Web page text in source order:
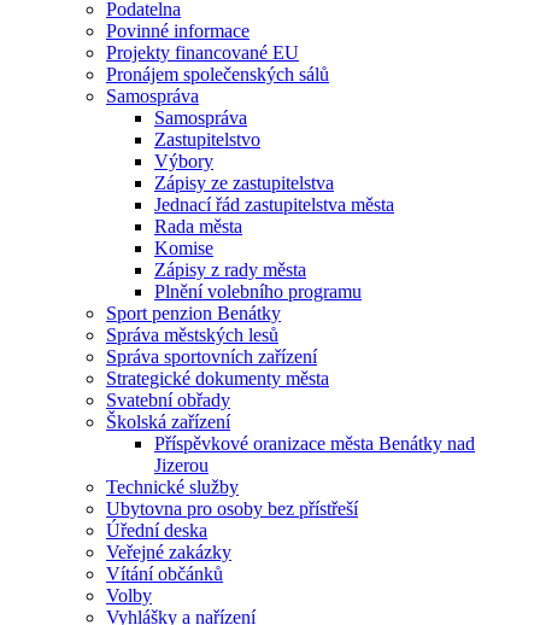
Podatelna
Povinné informace
Projekty financované EU
Pronájem společenských sálů
Samospráva
Samospráva
Zastupitelstvo
Výbory
Zápisy ze zastupitelstva
Jednací řád zastupitelstva města
Rada města
Komise
Zápisy z rady města
Plnění volebního programu
Sport penzion Benátky
Správa městských lesů
Správa sportovních zařízení
Strategické dokumenty města
Svatební obřady
Školská zařízení
Příspěvkové oranizace města Benátky nad
Jizerou
Technické služby
Ubytovna pro osoby bez přístřeší
Úřední deska
Veřejné zakázky
Vítání občánků
Volby
Vyhlášky a nařízení